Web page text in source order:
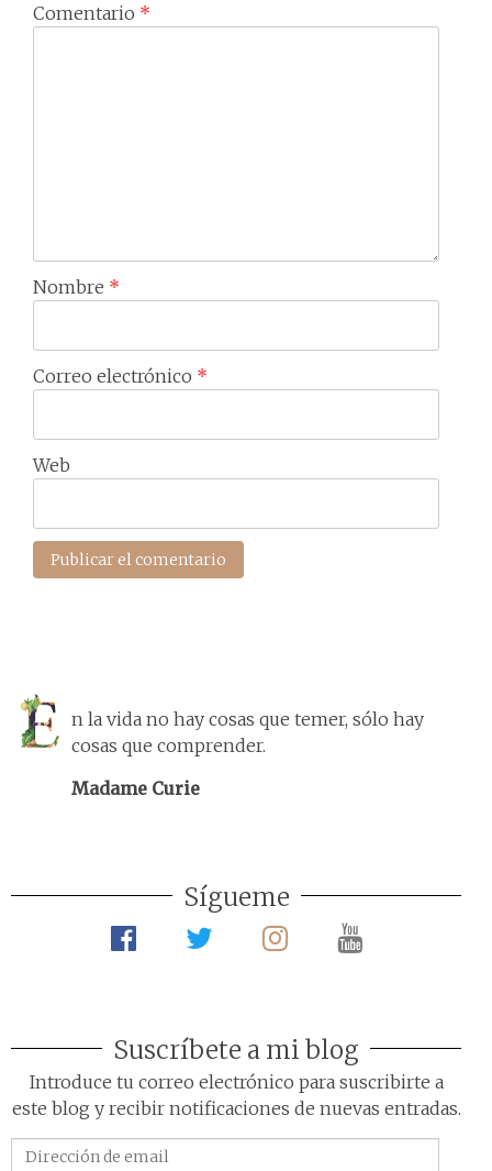
Comentario *
Nombre *
Correo electrónico *
Web
n la vida no hay cosas que temer, sólo hay
cosas que comprender.
Madame Curie
Sígueme
Suscríbete a mi blog
Introduce tu correo electrónico para suscribirte a
este blog y recibir notificaciones de nuevas entradas.